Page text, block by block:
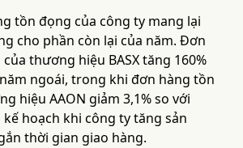
tồn đọng của công ty mang lại
cho phần còn lại của năm. Đơn
thương hiệu BASX tăng 160%
ngoái, trong khi đơn hàng tồn
hiệu AAON giảm 3,1% so với
hoạch khi công ty tăng sản
thời gian giao hàng.